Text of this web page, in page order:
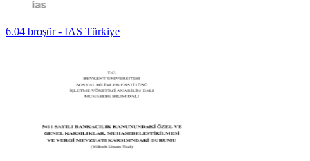
6.04 broşür - IAS Türkiye